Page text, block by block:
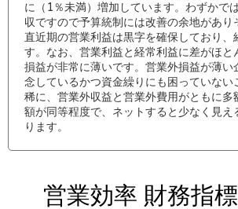
に（1％未満）増加しています。わずかで
収ですので予算統制には改善の余地があり
直近期の営業利益は黒字を確保しており、
す。なお、営業利益と経常利益に差がほと
損益が非常に薄いです。営業外損益が薄い
念しているかつ資金繰りにも困っていない
稀に、営業外収益と営業外費用がともに多
額が同等程度で、ネットすると少なく見え
ります。